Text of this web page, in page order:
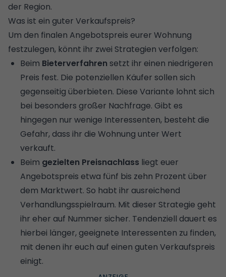
der Region.
Was ist ein guter Verkaufspreis?
Um den finalen Angebotspreis eurer Wohnung
festzulegen, könnt ihr zwei Strategien verfolgen:
Beim Bieterverfahren setzt ihr einen niedrigeren
Preis fest. Die potenziellen Käufer sollen sich
gegenseitig überbieten. Diese Variante lohnt sich
bei besonders großer Nachfrage. Gibt es
hingegen nur wenige Interessenten, besteht die
Gefahr, dass ihr die Wohnung unter Wert
verkauft.
Beim gezielten Preisnachlass liegt euer
Angebotspreis etwa fünf bis zehn Prozent über
dem Marktwert. So habt ihr ausreichend
Verhandlungsspielraum. Mit dieser Strategie geht
ihr eher auf Nummer sicher. Tendenziell dauert es
hierbei länger, geeignete Interessenten zu finden,
mit denen ihr euch auf einen guten Verkaufspreis
einigt.